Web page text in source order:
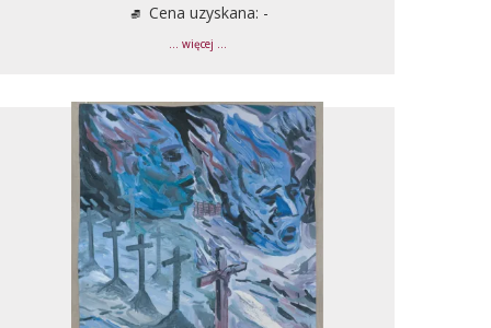
Cena uzyskana: -
... więcej ...